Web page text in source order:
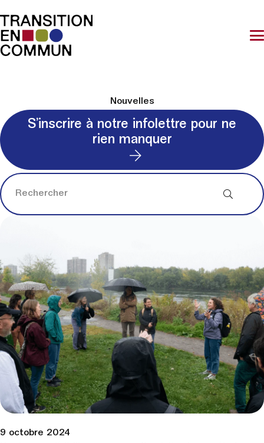
Nouvelles
S’inscrire à notre infolettre pour ne
rien manquer
9 octobre 2024